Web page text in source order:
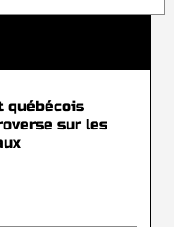
québécois
sur les